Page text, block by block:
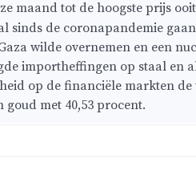
maand tot de hoogste prijs
sinds de coronapandemie
wilde overnemen en een
importheffingen op staal en
op de financiële markten
goud met 40,53 procent.